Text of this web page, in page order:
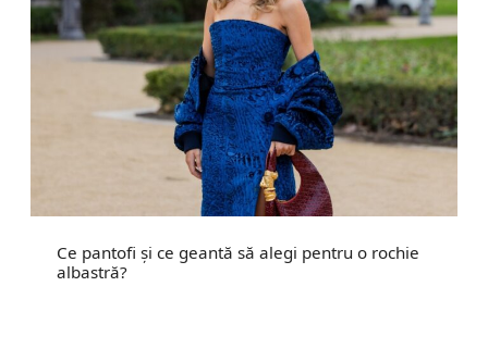
Ce pantofi și ce geantă să alegi pentru o rochie
albastră?